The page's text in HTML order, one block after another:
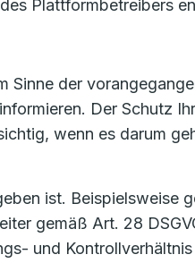
Plattformbetreibers
Sinne der
Der Schutz
wenn es darum
ist. Beispielsweise
gemäß Art. 28
und